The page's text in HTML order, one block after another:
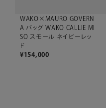
WAKO×MAURO GOVERN
A バッグ WAKO CALLIE MI
SO スモール ネイビーレッ
ド
¥154,000